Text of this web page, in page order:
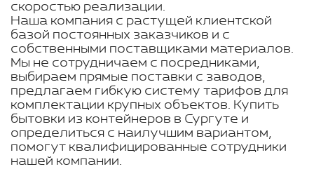
скоростью реализации.
Наша компания с растущей клиентской
базой постоянных заказчиков и с
собственными поставщиками материалов.
Мы не сотрудничаем с посредниками,
выбираем прямые поставки с заводов,
предлагаем гибкую систему тарифов для
комплектации крупных объектов. Купить
бытовки из контейнеров в Сургуте и
определиться с наилучшим вариантом,
помогут квалифицированные сотрудники
нашей компании.